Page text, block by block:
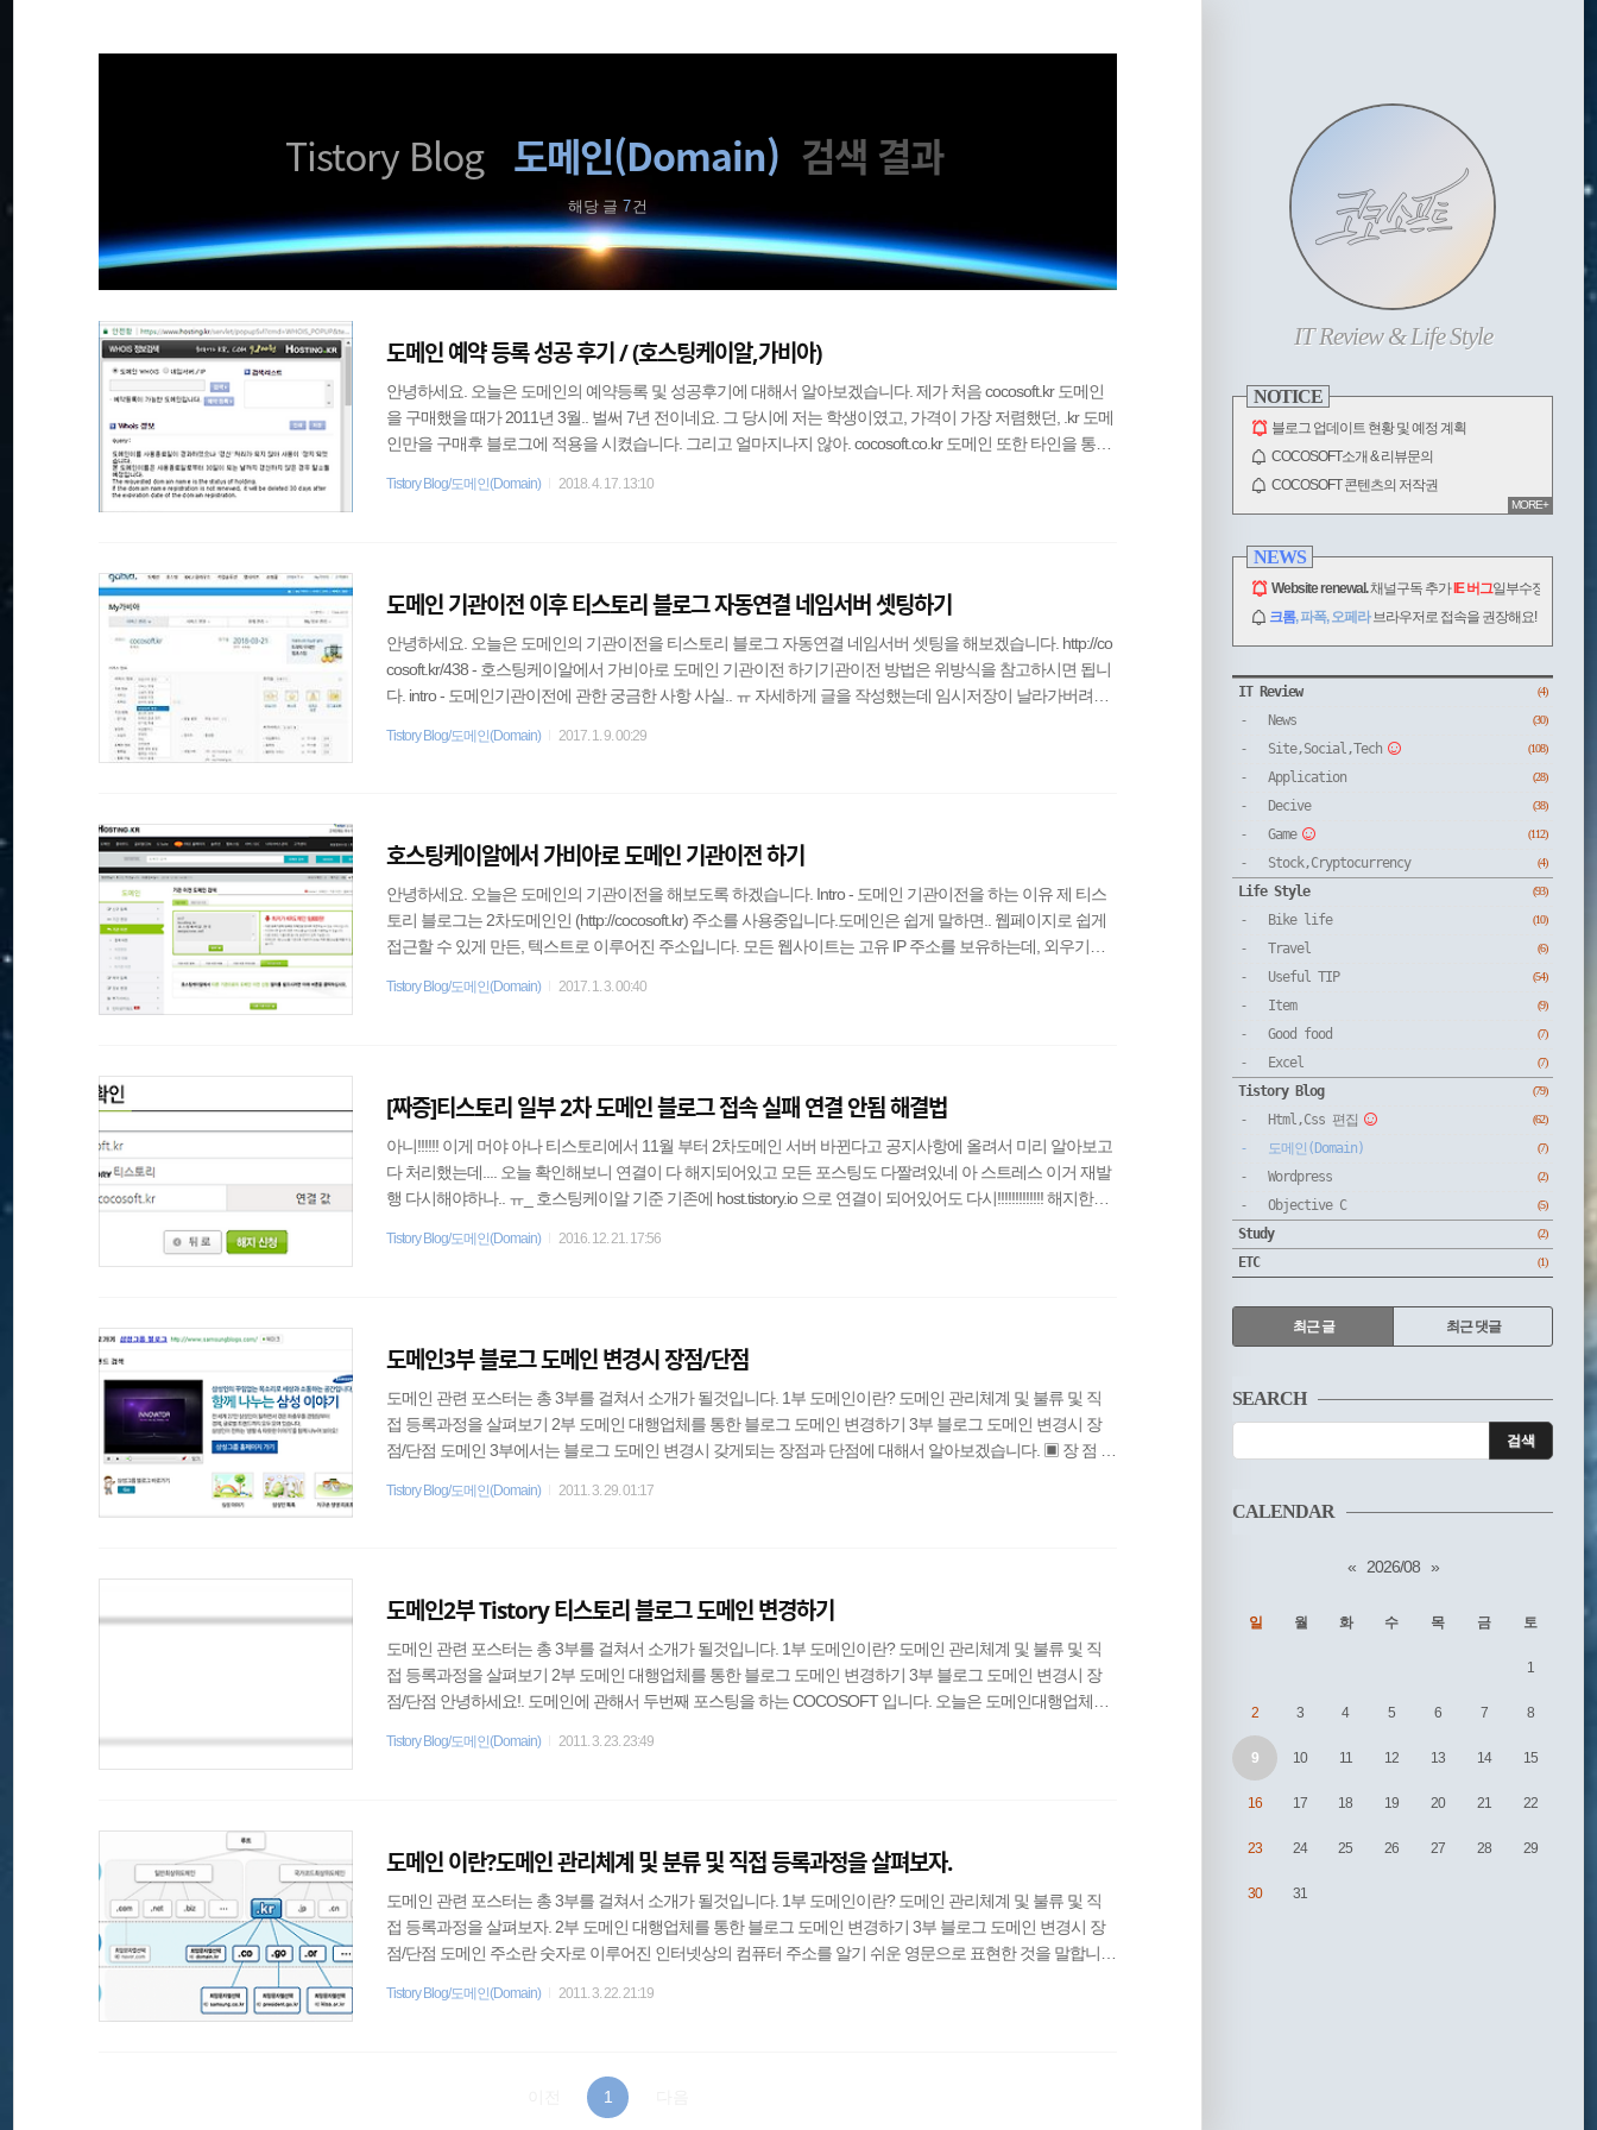
Tistory Blog 도메인(Domain) 검색 결과
해당 글 7건
도메인 예약 등록 성공 후기 / (호스팅케이알,가비아)
안녕하세요. 오늘은 도메인의 예약등록 및 성공후기에 대해서 알아보겠습니다. 제가 처음 cocosoft.kr 도메인
을 구매했을 때가 2011년 3월.. 벌써 7년 전이네요. 그 당시에 저는 학생이였고, 가격이 가장 저렴했던, .kr 도메
인만을 구매후 블로그에 적용을 시켰습니다. 그리고 얼마지나지 않아. cocosoft.co.kr 도메인 또한 타인을 통해
는 분들도 많고, 메일도 잘못 보내시는 분들도 종종 있고, 그래서 저는 도메인 연장 시기가 다가올 때마다 해당
Tistory Blog/도메인(Domain) 2018. 4. 17. 13:10
도메인 기관이전 이후 티스토리 블로그 자동연결 네임서버 셋팅하기
안녕하세요. 오늘은 도메인의 기관이전을 티스토리 블로그 자동연결 네임서버 셋팅을 해보겠습니다. http://co
cosoft.kr/438 - 호스팅케이알에서 가비아로 도메인 기관이전 하기기관이전 방법은 위방식을 참고하시면 됩니
다. intro - 도메인기관이전에 관한 궁금한 사항 사실.. ㅠ 자세하게 글을 작성했는데 임시저장이 날라가버려서..
일 경우는삭제되니 유의하세요.2. 기관이전을 하더라고 기존 도메인호스팅 네임서버가 셋팅되어있기 때문에
Tistory Blog/도메인(Domain) 2017. 1. 9. 00:29
호스팅케이알에서 가비아로 도메인 기관이전 하기
안녕하세요. 오늘은 도메인의 기관이전을 해보도록 하겠습니다. Intro - 도메인 기관이전을 하는 이유 제 티스
토리 블로그는 2차도메인인 (http://cocosoft.kr) 주소를 사용중입니다.도메인은 쉽게 말하면.. 웹페이지로 쉽게
접근할 수 있게 만든, 텍스트로 이루어진 주소입니다. 모든 웹사이트는 고유 IP 주소를 보유하는데, 외우기도
메인 관리체계 및 분류 및 직접 등록과정을 살펴보자. http://cocosoft.kr/6 아무튼 그래서 다양한 이유로 2차도메
Tistory Blog/도메인(Domain) 2017. 1. 3. 00:40
[짜증]티스토리 일부 2차 도메인 블로그 접속 실패 연결 안됨 해결법
아니!!!!!! 이게 머야 아나 티스토리에서 11월 부터 2차도메인 서버 바뀐다고 공지사항에 올려서 미리 알아보고
다 처리했는데.... 오늘 확인해보니 연결이 다 해지되어있고 모든 포스팅도 다짤려있네 아 스트레스 이거 재발
행 다시해야하나.. ㅠ_ 호스팅케이알 기준 기존에 host.tistory.io 으로 연결이 되어있어도 다시!!!!!!!!!!!!! 해지한다
설정!!!!!!!!!!!!!!!!! 아짜증나나나나나나나나나나 전사이트 전부타 다시 재발행해줘야겠다 포털에서 다짤려서 ㅠ
Tistory Blog/도메인(Domain) 2016. 12. 21. 17:56
도메인3부 블로그 도메인 변경시 장점/단점
도메인 관련 포스터는 총 3부를 걸쳐서 소개가 될것입니다. 1부 도메인이란? 도메인 관리체계 및 불류 및 직
접 등록과정을 살펴보기 2부 도메인 대행업체를 통한 블로그 도메인 변경하기 3부 블로그 도메인 변경시 장
점/단점 도메인 3부에서는 블로그 도메인 변경시 갖게되는 장점과 단점에 대해서 알아보겠습니다. ▣ 장 점 1.
이미지보단, 개인 웹페이지(홈페이지,사이트)와 같고, 또 전문성, 개별성, 브랜드화, 마케팅적인 측면에서 높
Tistory Blog/도메인(Domain) 2011. 3. 29. 01:17
도메인2부 Tistory 티스토리 블로그 도메인 변경하기
도메인 관련 포스터는 총 3부를 걸쳐서 소개가 될것입니다. 1부 도메인이란? 도메인 관리체계 및 불류 및 직
접 등록과정을 살펴보기 2부 도메인 대행업체를 통한 블로그 도메인 변경하기 3부 블로그 도메인 변경시 장
점/단점 안녕하세요!. 도메인에 관해서 두번째 포스팅을 하는 COCOSOFT 입니다. 오늘은 도메인대행업체를
하는지에 대한 이유는 1부를 확인하시면 알수있습니다. 간단히 설명을들이면 대행업체에 지불하는 수수료
Tistory Blog/도메인(Domain) 2011. 3. 23. 23:49
도메인 이란?도메인 관리체계 및 분류 및 직접 등록과정을 살펴보자.
도메인 관련 포스터는 총 3부를 걸쳐서 소개가 될것입니다. 1부 도메인이란? 도메인 관리체계 및 불류 및 직
접 등록과정을 살펴보자. 2부 도메인 대행업체를 통한 블로그 도메인 변경하기 3부 블로그 도메인 변경시 장
점/단점 도메인 주소란 숫자로 이루어진 인터넷상의 컴퓨터 주소를 알기 쉬운 영문으로 표현한 것을 말합니
되는 도메인은 전 세계적으로 고유하게 존재하여야 하므로 공통적으로 정해진 체계에 따라야 하며, 임의로 변
Tistory Blog/도메인(Domain) 2011. 3. 22. 21:19
1
IT Review & Life Style
NOTICE
블로그 업데이트 현황 및 예정 계획
COCOSOFT소개 & 리뷰문의
COCOSOFT 콘텐츠의 저작권
전체 보기
MORE+
NEWS
Website renewal.채널구독 추가 IE 버그일부수정.
크롬, 파폭, 오페라브라우저로 접속을 권장해요!
CATEGORY
IT Review (4)
News (30)
Site,Social,Tech (108)
Application (28)
Decive (38)
Game (112)
Stock,Cryptocurrency (4)
Life Style (93)
Bike life (10)
Travel (6)
Useful TIP (54)
Item (9)
Good food (7)
Excel (7)
Tistory Blog (79)
Html,Css 편집 (62)
도메인(Domain) (7)
Wordpress (2)
Objective C (5)
Study (2)
ETC (1)
RECENTLY
최근 글 최근 댓글
근
SEARCH
CALENDAR
« 2026/08 »
일 월 화 수 목 금 토
1
2 3 4 5 6 7 8
9 10 11 12 13 14 15
16 17 18 19 20 21 22
23 24 25 26 27 28 29
30 31